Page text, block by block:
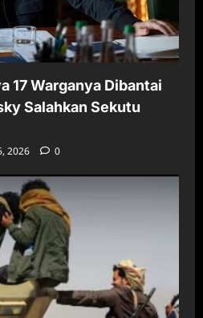
17 Warganya Dibantai
Salahkan Sekutu
2026 0